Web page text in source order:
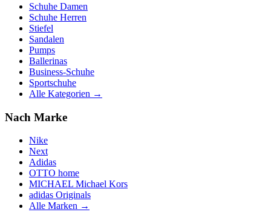
Schuhe Damen
Schuhe Herren
Stiefel
Sandalen
Pumps
Ballerinas
Business-Schuhe
Sportschuhe
Alle Kategorien →
Nach Marke
Nike
Next
Adidas
OTTO home
MICHAEL Michael Kors
adidas Originals
Alle Marken →